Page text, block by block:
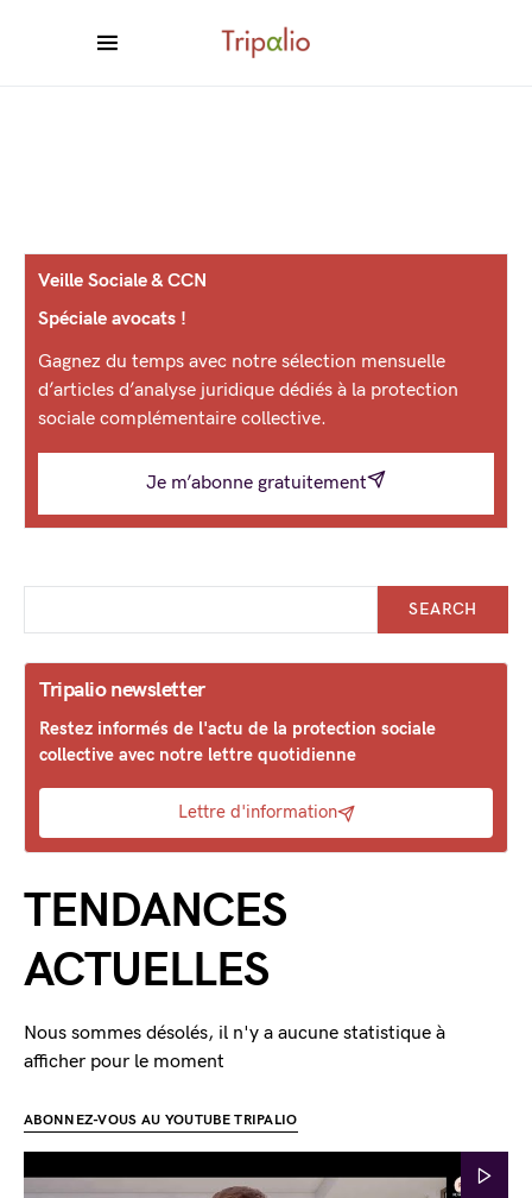
Veille Sociale & CCN
Spéciale avocats !
Gagnez du temps avec notre sélection mensuelle
d’articles d’analyse juridique dédiés à la protection
sociale complémentaire collective.
Je m’abonne gratuitement
SEARCH
Tripalio newsletter
Restez informés de l'actu de la protection sociale
collective avec notre lettre quotidienne
Lettre d'information
TENDANCES
ACTUELLES
Nous sommes désolés, il n'y a aucune statistique à
afficher pour le moment
ABONNEZ-VOUS AU YOUTUBE TRIPALIO